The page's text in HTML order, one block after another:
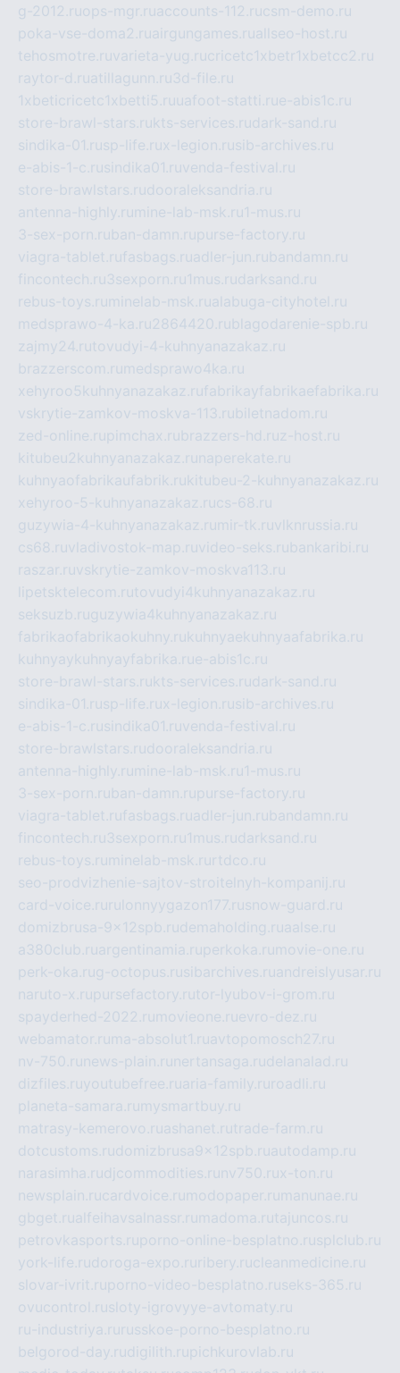
g-2012.ruops-mgr.ruaccounts-112.rucsm-demo.ru
poka-vse-doma2.ruairgungames.ruallseo-host.ru
tehosmotre.ruvarieta-yug.rucricetc1xbetr1xbetcc2.ru
raytor-d.ruatillagunn.ru3d-file.ru
1xbeticricetc1xbetti5.ruuafoot-statti.rue-abis1c.ru
store-brawl-stars.rukts-services.rudark-sand.ru
sindika-01.rusp-life.rux-legion.rusib-archives.ru
e-abis-1-c.rusindika01.ruvenda-festival.ru
store-brawlstars.rudooraleksandria.ru
antenna-highly.ru mine-lab-msk.ru1-mus.ru
3-sex-porn.ruban-damn.rupurse-factory.ru
viagra-tablet.rufasbags.ruadler-jun.rubandamn.ru
fincontech.ru3sexporn.ru1mus.rudarksand.ru
rebus-toys.ru minelab-msk.rualabuga-cityhotel.ru
medsprawo-4-ka.ru2864420.rublagodarenie-spb.ru
zajmy24.rutovudyi-4-kuhnyanazakaz.ru
brazzerscom.ru medsprawo4ka.ru
xehyroo5kuhnyanazakaz.rufabrikayfabrikaefabrika.ru
vskrytie-zamkov-moskva-113.rubiletnadom.ru
zed-online.rupimchax.rubrazzers-hd.ruz-host.ru
kitubeu2kuhnyanazakaz.ru naperekate.ru
kuhnyaofabrikaufabrik.rukitubeu-2-kuhnyanazakaz.ru
xehyroo-5-kuhnyanazakaz.rucs-68.ru
guzywia-4-kuhnyanazakaz.ru mir-tk.ruvlknrussia.ru
cs68.ruvladivostok-map.ruvideo-seks.rubankaribi.ru
raszar.ruvskrytie-zamkov-moskva113.ru
lipetsktelecom.rutovudyi4kuhnyanazakaz.ru
seksuzb.ruguzywia4kuhnyanazakaz.ru
fabrikaofabrikaokuhny.rukuhnyaekuhnyaafabrika.ru
kuhnyaykuhnyayfabrika.rue-abis1c.ru
store-brawl-stars.rukts-services.rudark-sand.ru
sindika-01.rusp-life.rux-legion.rusib-archives.ru
e-abis-1-c.rusindika01.ruvenda-festival.ru
store-brawlstars.rudooraleksandria.ru
antenna-highly.ru mine-lab-msk.ru1-mus.ru
3-sex-porn.ruban-damn.rupurse-factory.ru
viagra-tablet.rufasbags.ruadler-jun.rubandamn.ru
fincontech.ru3sexporn.ru1mus.rudarksand.ru
rebus-toys.ru minelab-msk.ru rtdco.ru
seo-prodvizhenie-sajtov-stroitelnyh-kompanij.ru
card-voice.ru rulonnyygazon177.rusnow-guard.ru
domizbrusa-9x12spb.rudemaholding.ruaalse.ru
a380club.ruargentinamia.ruperkoka.ru movie-one.ru
perk-oka.rug-octopus.rusibarchives.ruandreislyusar.ru
naruto-x.rupursefactory.rutor-lyubov-i-grom.ru
spayderhed-2022.ru movieone.ruevro-dez.ru
webamator.ru ma-absolut1.ruavtopomosch27.ru
nv-750.ru news-plain.ru nertansaga.rudelanalad.ru
dizfiles.ruyoutubefree.ruaria-family.ru roadli.ru
planeta-samara.ru mysmartbuy.ru
matrasy-kemerovo.ruashanet.rutrade-farm.ru
dotcustoms.rudomizbrusa9x12spb.ruautodamp.ru
narasimha.rudjcommodities.ru nv750.rux-ton.ru
newsplain.rucardvoice.ru modopaper.ru manunae.ru
gbget.rualfeihavsalnassr.ru madoma.rutajuncos.ru
petrovkasports.ruporno-online-besplatno.rusplclub.ru
york-life.rudoroga-expo.ru ribery.rucleanmedicine.ru
slovar-ivrit.ruporno-video-besplatno.ruseks-365.ru
ovucontrol.rusloty-igrovyye-avtomaty.ru
ru-industriya.ru russkoe-porno-besplatno.ru
belgorod-day.rudigilith.rupichkurovlab.ru